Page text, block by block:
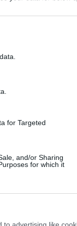
for Targeted
and/or Sharing
for which it
to advertising like
scomparsa dal
e politiche